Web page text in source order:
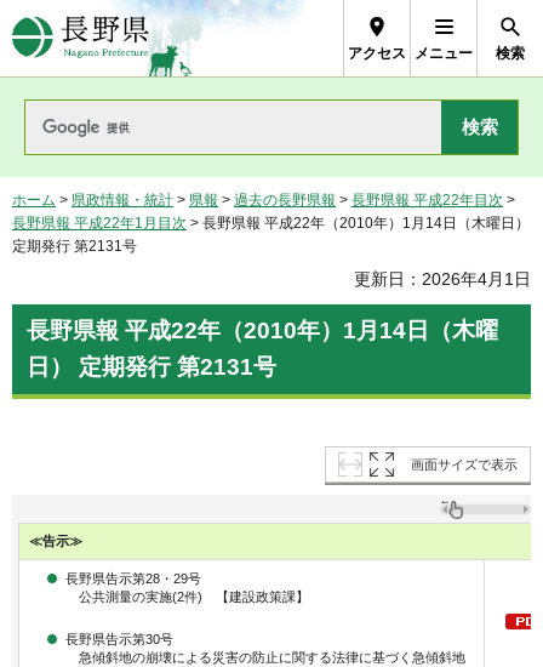
長野県Nagano Prefecture
アクセス メニュー 検索
ホーム > 県政情報・統計 > 県報 > 過去の長野県報 > 長野県報 平成22年目次 >
長野県報 平成22年1月目次 > 長野県報 平成22年（2010年）1月14日（木曜日）
定期発行 第2131号
更新日：2026年4月1日
長野県報 平成22年（2010年）1月14日（木曜
日） 定期発行 第2131号
画面サイズで表示
≪告示≫
長野県告示第28・29号
公共測量の実施(2件) 【建設政策課】
長野県告示第30号
急傾斜地の崩壊による災害の防止に関する法律に基づく急傾斜地